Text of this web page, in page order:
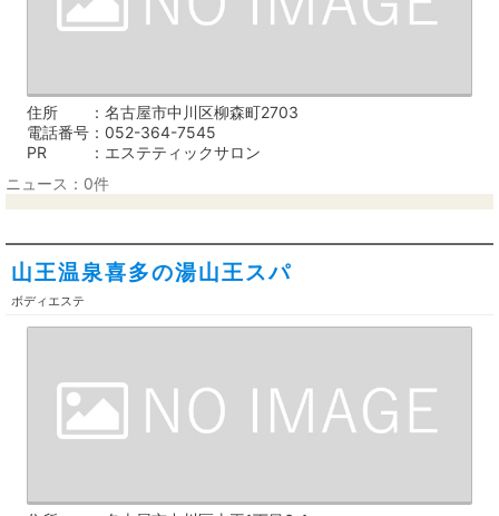
住所
名古屋市中川区柳森町2703
電話番号
052-364-7545
PR
エステティックサロン
ニュース：0件
山王温泉喜多の湯山王スパ
ボディエステ